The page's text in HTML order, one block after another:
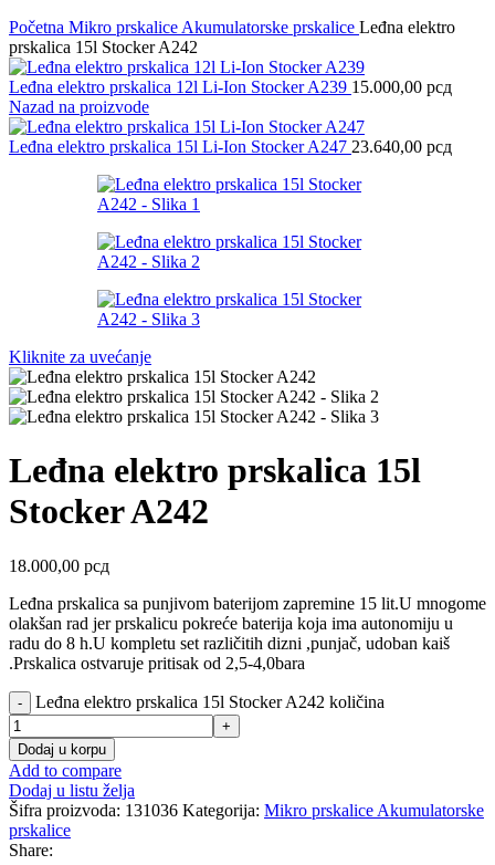
Početna Mikro prskalice Akumulatorske prskalice Leđna elektro
prskalica 15l Stocker A242
Leđna elektro prskalica 12l Li-Ion Stocker A239 15.000,00 рсд
Nazad na proizvode
Leđna elektro prskalica 15l Li-Ion Stocker A247 23.640,00 рсд
Kliknite za uvećanje
Leđna elektro prskalica 15l
Stocker A242
18.000,00 рсд
Leđna prskalica sa punjivom baterijom zapremine 15 lit.U mnogome
olakšan rad jer prskalicu pokreće baterija koja ima autonomiju u
radu do 8 h.U kompletu set različitih dizni ,punjač, udoban kaiš
.Prskalica ostvaruje pritisak od 2,5-4,0bara
Leđna elektro prskalica 15l Stocker A242 količina
Dodaj u korpu
Add to compare
Dodaj u listu želja
Šifra proizvoda: 131036 Kategorija: Mikro prskalice Akumulatorske
prskalice
Share: